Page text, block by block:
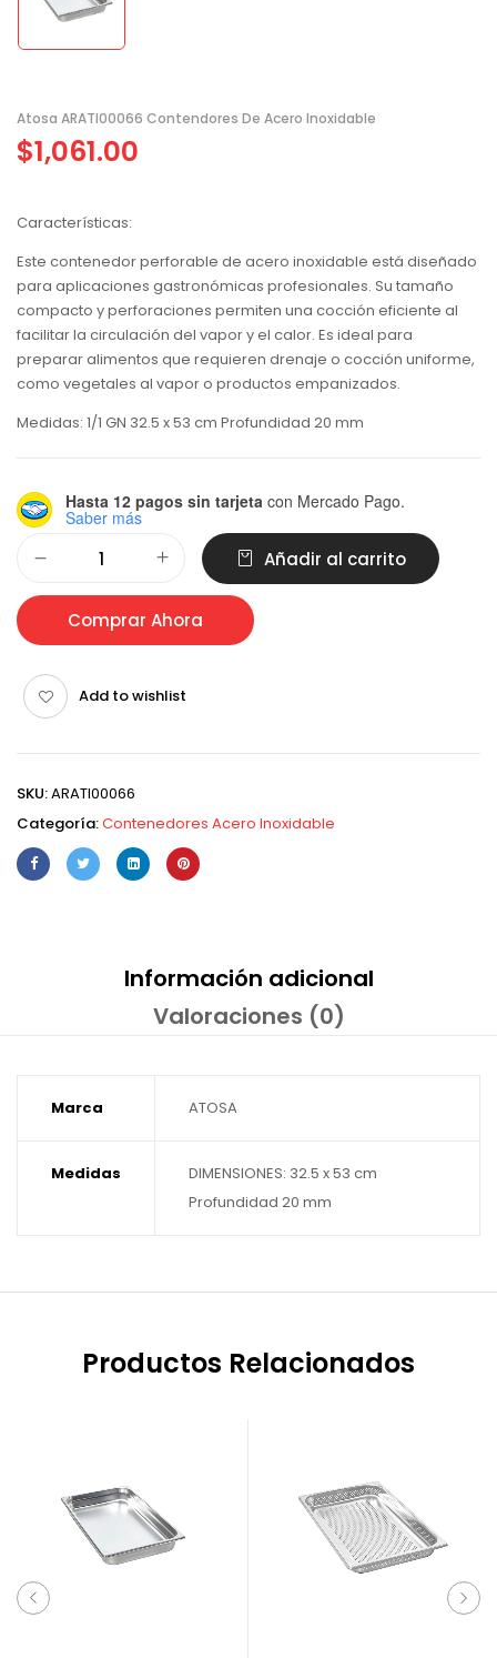
Atosa ARATI00066 Contendores De Acero Inoxidable
$1,061.00
Características:
Este contenedor perforable de acero inoxidable está diseñado
para aplicaciones gastronómicas profesionales. Su tamaño
compacto y perforaciones permiten una cocción eficiente al
facilitar la circulación del vapor y el calor. Es ideal para
preparar alimentos que requieren drenaje o cocción uniforme,
como vegetales al vapor o productos empanizados.
Medidas: 1/1 GN 32.5 x 53 cm Profundidad 20 mm
Hasta 12 pagos sin tarjeta con Mercado Pago.
Saber más
Añadir al carrito
Comprar Ahora
Add to wishlist
SKU:ARATI00066
Categoría:Contenedores Acero Inoxidable
Información adicional
Valoraciones (0)
Marca ATOSA
Medidas
DIMENSIONES: 32.5 x 53 cm
Profundidad 20 mm
Productos Relacionados